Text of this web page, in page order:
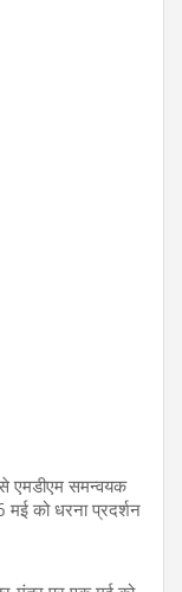
से एमडीएम समन्वयक
को धरना प्रदर्शन